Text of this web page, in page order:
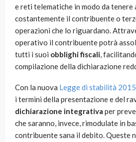
e reti telematiche in modo da
costantemente il contribuente o
operazioni che lo riguardano.
operativo il contribuente potrà
tutti i suoi obblighi fiscali,
compilazione della dichiarazione
Con la nuova Legge di stabilità 2015
i termini della presentazione e del
dichiarazione integrativa per
che saranno, invece, rimodulate in
contribuente sana il debito. Queste